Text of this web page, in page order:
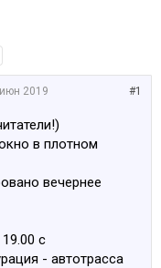
#1
2019
в плотном
вечернее
с
- автотрасса